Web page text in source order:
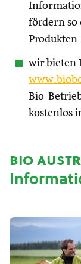
fördern so
Produkten
wir bieten
Bio-
kostenlos
bio